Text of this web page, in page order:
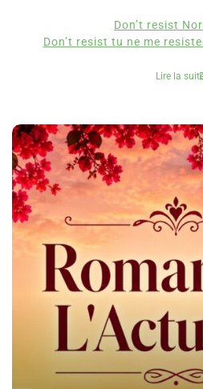
Don’t resist
Don’t resist tu ne me
Lire la